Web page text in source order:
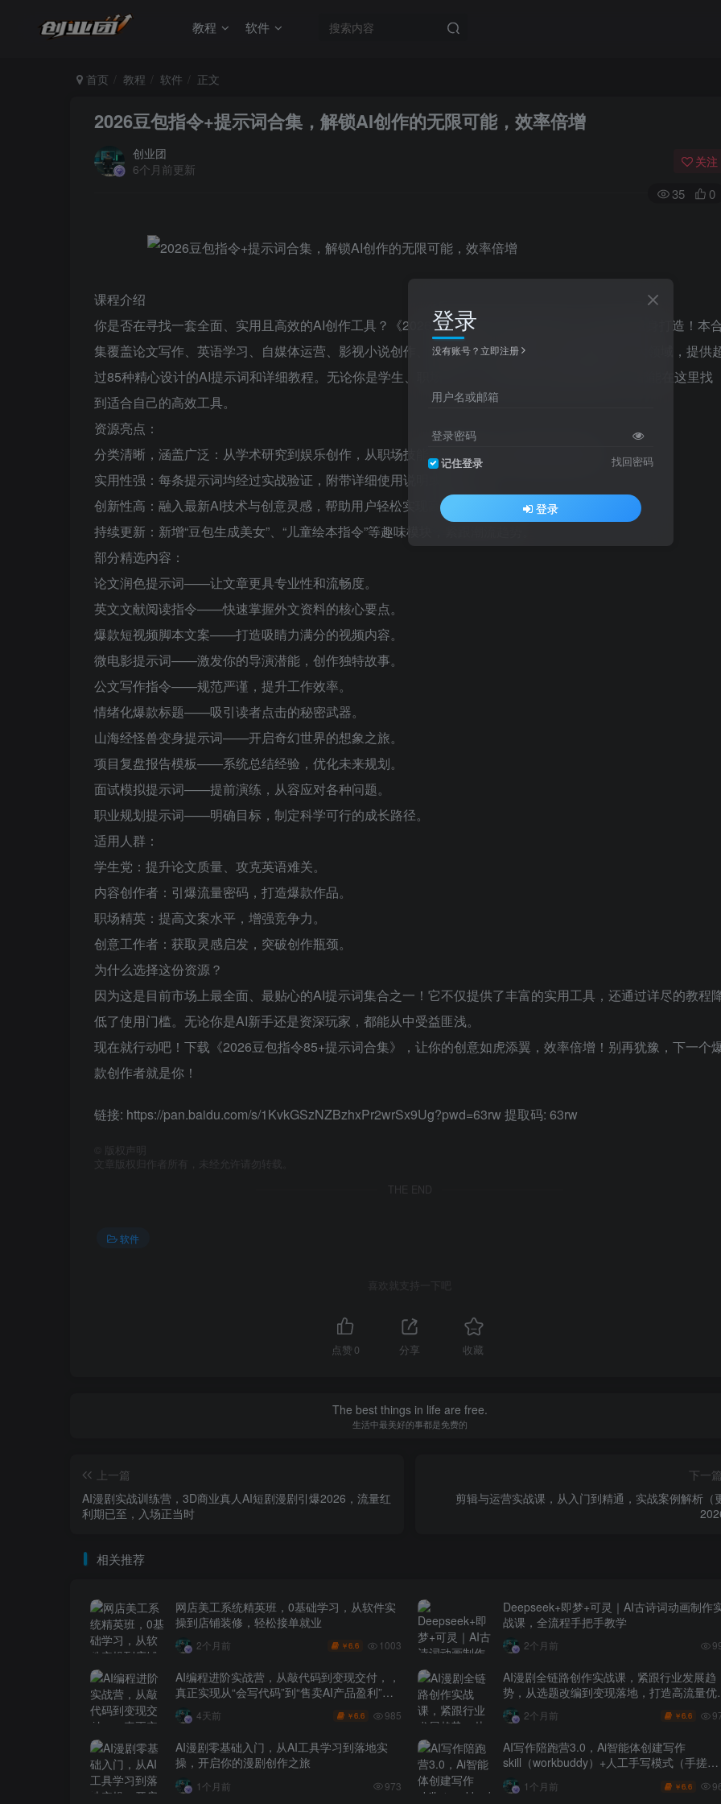
教程 软件
首页 教程 软件 正文
2026豆包指令+提示词合集，解锁AI创作的无限可能，效率倍增
创业团
6个月前更新
关注
35 0
课程介绍
你是否在寻找一套全面、实用且高效的AI创作工具？《2026豆包指令85+提示词合集》正是为你量身打造！本
集覆盖论文写作、英语学习、自媒体运营、影视小说创作、营销策划、公文处理、职场技能等八大领域，提供
过85种精心设计的AI提示词和详细教程。无论你是学生、职场人士、内容创作者还是营销专家，都能在这里找
到适合自己的高效工具。
资源亮点：
分类清晰，涵盖广泛：从学术研究到娱乐创作，从职场技能到营销策划，满足多样化需求。
实用性强：每条提示词均经过实战验证，附带详细使用说明或教程。
创新性高：融入最新AI技术与创意灵感，帮助用户轻松实现高质量输出。
持续更新：新增“豆包生成美女”、“儿童绘本指令”等趣味模块，紧跟潮流趋势。
部分精选内容：
论文润色提示词——让文章更具专业性和流畅度。
英文文献阅读指令——快速掌握外文资料的核心要点。
爆款短视频脚本文案——打造吸睛力满分的视频内容。
微电影提示词——激发你的导演潜能，创作独特故事。
公文写作指令——规范严谨，提升工作效率。
情绪化爆款标题——吸引读者点击的秘密武器。
山海经怪兽变身提示词——开启奇幻世界的想象之旅。
项目复盘报告模板——系统总结经验，优化未来规划。
面试模拟提示词——提前演练，从容应对各种问题。
职业规划提示词——明确目标，制定科学可行的成长路径。
适用人群：
学生党：提升论文质量、攻克英语难关。
内容创作者：引爆流量密码，打造爆款作品。
职场精英：提高文案水平，增强竞争力。
创意工作者：获取灵感启发，突破创作瓶颈。
为什么选择这份资源？
因为这是目前市场上最全面、最贴心的AI提示词集合之一！它不仅提供了丰富的实用工具，还通过详尽的教程
低了使用门槛。无论你是AI新手还是资深玩家，都能从中受益匪浅。
现在就行动吧！下载《2026豆包指令85+提示词合集》，让你的创意如虎添翼，效率倍增！别再犹豫，下一个
款创作者就是你！
链接: https://pan.baidu.com/s/1KvkGSzNZBzhxPr2wrSx9Ug?pwd=63rw 提取码: 63rw
版权声明
文章版权归作者所有，未经允许请勿转载。
THE END
软件
喜欢就支持一下吧
点赞 0 分享 收藏
The best things in life are free.
生活中最美好的事都是免费的
上一篇
AI漫剧实战训练营，3D商业真人AI短剧漫剧引爆2026，流量红
利期已至，入场正当时
下一
剪辑与运营实战课，从入门到精通，实战案例解析（
相关推荐
网店美工系统精英班，0基础学习，从软件实
操到店铺装修，轻松接单就业
2个月前 ￥6.6 1003
Deepseek+即梦+可灵｜AI古诗词动画制作
战课，全流程手把手教学
2个月前
AI编程进阶实战营，从敲代码到变现交付，，
真正实现从“会写代码”到“售卖AI产品盈利”的
跨越
4天前 ￥6.6 985
AI漫剧全链路创作实战课，紧跟行业发展趋
势，从选题改编到变现落地，打造高流量优
作品
2个月前 ￥6.6
AI漫剧零基础入门，从AI工具学习到落地实
操，开启你的漫剧创作之旅
1个月前 973
AI写作陪跑营3.0，Ai智能体创建写作
skill（workbuddy）+人工手写模式（手搓模
式），去除AI痕迹（头条号、公众号、百家
号） 1个月前 ￥6.6
登录
没有账号？立即注册
用户名或邮箱
登录密码
记住登录 找回密码
登录